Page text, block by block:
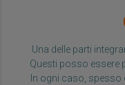
Una delle parti
Questi posso essere
In ogni caso,